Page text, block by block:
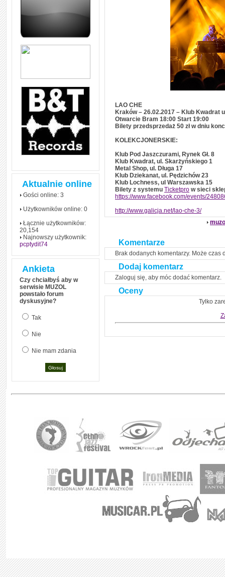
zapamiętasz
zrozumiale wytłumaczył, na
czym polega mowa zależna
(reported speech) w języku
angielskim
dłużej!
Aktualnie online
Gości online: 3
Użytkowników online: 0
Łącznie użytkowników:
20,154
Najnowszy użytkownik:
pcptydit74
Ankieta
Czy chciałbyś aby w
serwisie MUZOL
powstało forum
dyskusyjne?
Tak
Nie
Nie mam zdania
LAO CHE
Kraków – 26.02.2017 – Klub Kwadrat
Otwarcie Bram 18:00 Start 19:00
Bilety przedsprzedaż 50 zł w dniu
KOLEKCJONERSKIE:
Klub Pod Jaszczurami, Rynek Gł. 8
Klub Kwadrat, ul. Skarżyńskiego 1
Metal Shop, ul. Długa 17
Klub Dziekanat, ul. Pędzichów 23
Klub Lochness, ul Warszawska 15
Bilety z systemu Ticketpro w sieci
https://www.facebook.com/events/
http://www.galicja.net/lao-che-3/
Komentarze
Brak dodanych komentarzy. Może czas
Dodaj komentarz
Zaloguj się, aby móc dodać komentarz.
Oceny
Tylko